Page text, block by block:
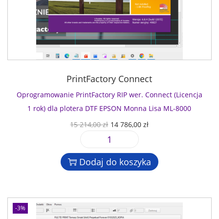
PrintFactory Connect
Oprogramowanie PrintFactory RIP wer. Connect (Licencja
1 rok) dla plotera DTF EPSON Monna Lisa ML-8000
15 214,00zł P
i
e
r
w
14 786,00złA
u
a
i
l
o
p
Dodaj do koszyka
-3%